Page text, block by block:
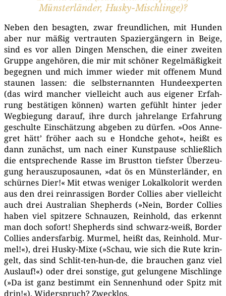
Münsterländer, Husky-Mischlinge)?
Neben den besag­ten, zwar freund­li­chen, mit Hun­den
aber nur mäßig ver­trau­ten Spa­zier­gän­gern in Beige,
sind es vor allen Din­gen Men­schen, die einer zwei­ten
Grup­pe ange­hö­ren, die mir mit schö­ner Regel­mä­ßig­keit
begeg­nen und mich immer wie­der mit offe­nem Mund
stau­nen las­sen: die selbst­er­nann­ten Hun­de­ex­per­ten
(das wird man­cher viel­leicht auch aus eige­ner Erfah­
rung bestä­ti­gen kön­nen) war­ten gefühlt hin­ter jeder
Weg­bie­gung dar­auf, ihre durch jah­re­lan­ge Erfah­rung
geschul­te Ein­schät­zung abge­ben zu dür­fen. »Oos Anne­
gret hätt’ frö­her aach su e Hond­che gehot«, heißt es
dann zunächst, um nach einer Kunst­pau­se schließ­lich
die ent­spre­chen­de Ras­se im Brust­ton tiefs­ter Über­zeu­
gung her­aus­zu­po­sau­nen, »dat ös en Müns­ter­län­der, en
schür­nes Dier!« Mit etwas weni­ger Lokal­ko­lo­rit wer­den
aus den drei rein­ras­si­gen Bor­der Col­lies aber viel­leicht
auch drei Aus­tra­li­an She­p­herds (»Nein, Bor­der Col­lies
haben viel spit­ze­re Schnau­zen, Rein­hold, das erkennt
man doch sofort! She­p­herds sind schwarz-weiß, Bor­der
Col­lies anders­far­big. Mur­mel, heißt das, Rein­hold. Mur­
mel!«), drei Hus­ky-Mixe (»Schau, wie sich die Rute krin­
gelt, das sind Schlit-ten-hun-de, die brau­chen ganz viel
Aus­lauf!«) oder drei sons­ti­ge, gut gelun­ge­ne Misch­lin­ge
(»Da ist ganz bestimmt ein Sen­nen­hund oder Spitz mit
drin!«). Wider­spruch? Zwecklos.